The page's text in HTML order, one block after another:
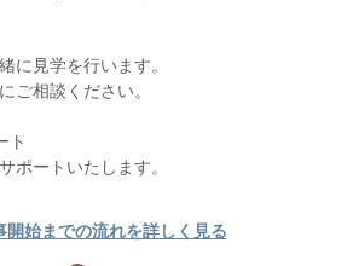
に見学を行います。
ご相談ください。
ト
ポートいたします。
開始までの流れを詳しく見る